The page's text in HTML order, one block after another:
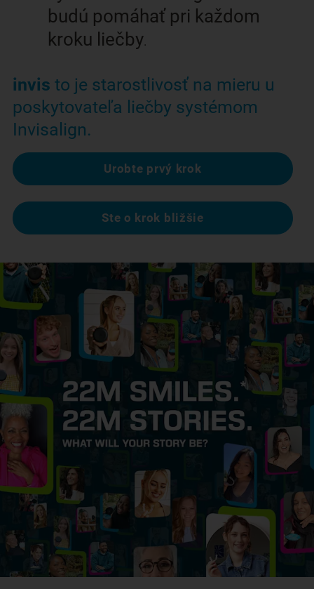
budú pomáhať pri každom
kroku liečby.
invis to je starostlivosť na mieru u
poskytovateľa liečby systémom
Invisalign.
Urobte prvý krok
Ste o krok bližšie